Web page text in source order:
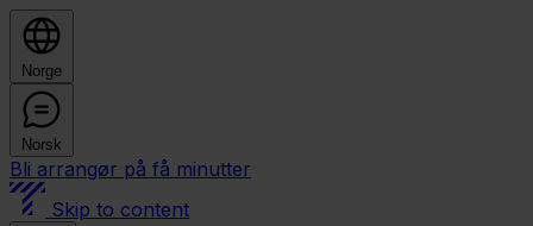
Norge
Norsk
Bli arrangør på få minutter
Skip to content